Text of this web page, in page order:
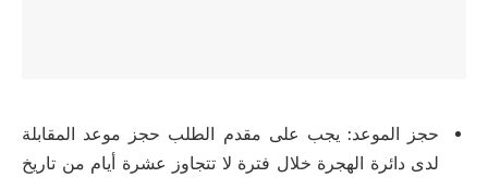
حجز الموعد: يجب على مقدم الطلب حجز موعد المقابلة
لدى دائرة الهجرة خلال فترة لا تتجاوز عشرة أيام من تاريخ